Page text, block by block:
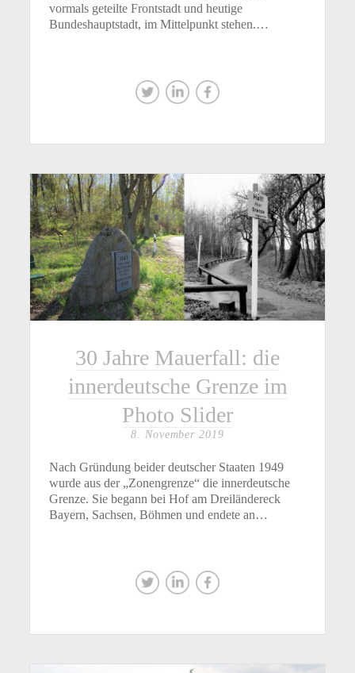
vormals geteilte Frontstadt und heutige
Bundeshauptstadt, im Mittelpunkt stehen.…
30 Jahre Mauerfall: die
innerdeutsche Grenze im
Photo Slider
8. November 2019
Nach Gründung beider deutscher Staaten 1949
wurde aus der „Zonengrenze“ die innerdeutsche
Grenze. Sie begann bei Hof am Dreiländereck
Bayern, Sachsen, Böhmen und endete an…